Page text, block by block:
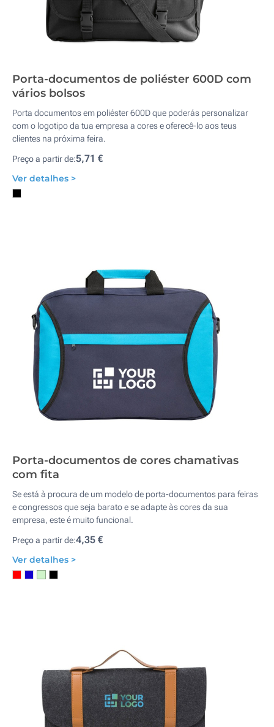
Porta-documentos de poliéster 600D com
vários bolsos
Porta documentos em poliéster 600D que poderás personalizar
com o logotipo da tua empresa a cores e oferecê-lo aos teus
clientes na próxima feira.
Preço a partir de:5,71 €
Ver detalhes >
Porta-documentos de cores chamativas
com fita
Se está à procura de um modelo de porta-documentos para feiras
e congressos que seja barato e se adapte às cores da sua
empresa, este é muito funcional.
Preço a partir de:4,35 €
Ver detalhes >